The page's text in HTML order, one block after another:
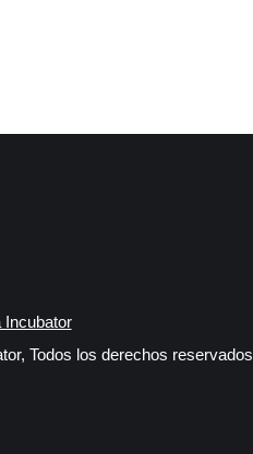
Incubator
Todos los derechos reservados